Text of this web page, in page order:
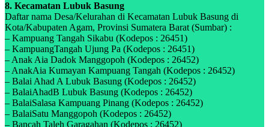
8. Kecamatan Lubuk Basung
Daftar nama Desa/Kelurahan di Kecamatan Lubuk Basung di
Kota/Kabupaten Agam, Provinsi Sumatera Barat (Sumbar) :
– Kampuang Tangah Sikabu (Kodepos : 26451)
– KampuangTangah Ujung Pa (Kodepos : 26451)
– Anak Aia Dadok Manggopoh (Kodepos : 26452)
– AnakAia Kumayan Kampuang Tangah (Kodepos : 26452)
– Balai Ahad A Lubuk Basung (Kodepos : 26452)
– BalaiAhadB Lubuk Basung (Kodepos : 26452)
– BalaiSalasa Kampuang Pinang (Kodepos : 26452)
– BalaiSatu Manggopoh (Kodepos : 26452)
– Bancah Taleh Garagahan (Kodepos : 26452)